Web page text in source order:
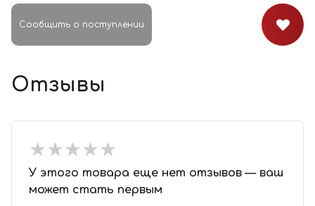
Сообщить о поступлении
Отзывы
★★★★★
★★★★★
У этого товара еще нет отзывов — ваш
может стать первым